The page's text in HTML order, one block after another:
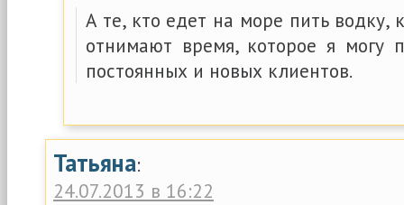
А те, кто едет на море пить водку,
отнимают время, которое я могу
постоянных и новых клиентов.
Татьяна:
24.07.2013 в 16:22